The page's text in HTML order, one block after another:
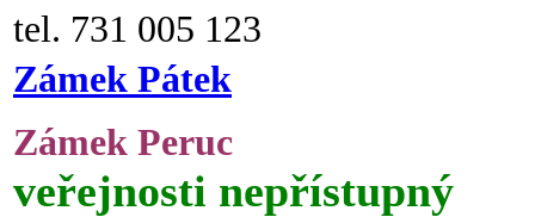
tel. 731 005 123
Zámek Pátek
Zámek Peruc
veřejnosti nepřístupný